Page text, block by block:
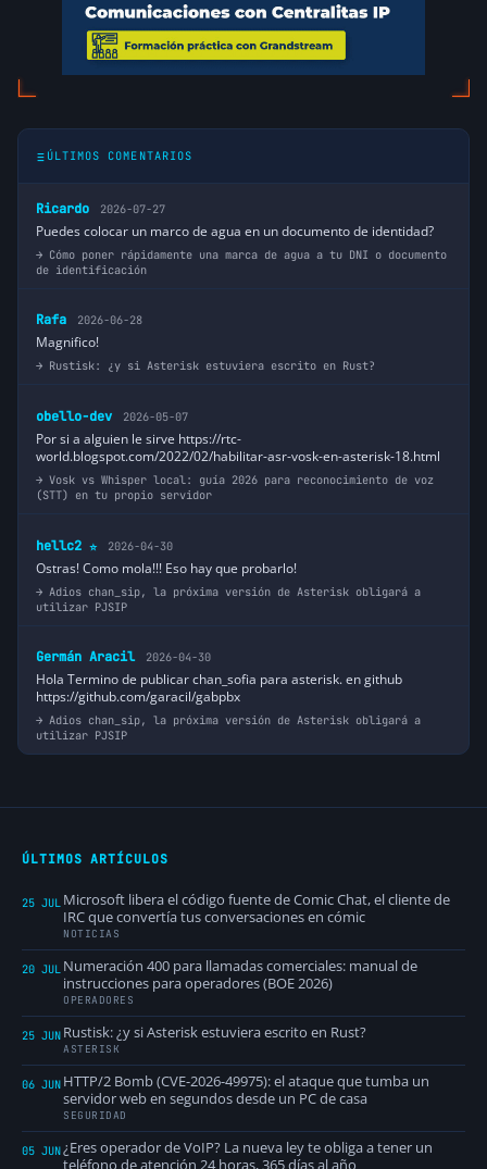
ÚLTIMOS COMENTARIOS
Ricardo 2026-07-27
Puedes colocar un marco de agua en un documento de identidad?
Cómo poner rápidamente una marca de agua a tu DNI o documento
de identificación
Rafa 2026-06-28
Magnifico!
Rustisk: ¿y si Asterisk estuviera escrito en Rust?
obello-dev 2026-05-07
Por si a alguien le sirve https://rtc-
world.blogspot.com/2022/02/habilitar-asr-vosk-en-asterisk-18.html
Vosk vs Whisper local: guía 2026 para reconocimiento de voz
(STT) en tu propio servidor
hellc2 ⭐ 2026-04-30
Ostras! Como mola!!! Eso hay que probarlo!
Adios chan_sip, la próxima versión de Asterisk obligará a
utilizar PJSIP
Germán Aracil 2026-04-30
Hola Termino de publicar chan_sofia para asterisk. en github
https://github.com/garacil/gabpbx
Adios chan_sip, la próxima versión de Asterisk obligará a
utilizar PJSIP
ÚLTIMOS ARTÍCULOS
25 JUL Microsoft libera el código fuente de Comic Chat, el cliente de
IRC que convertía tus conversaciones en cómic
NOTICIAS
20 JUL Numeración 400 para llamadas comerciales: manual de
instrucciones para operadores (BOE 2026)
OPERADORES
25 JUN Rustisk: ¿y si Asterisk estuviera escrito en Rust?
ASTERISK
06 JUN HTTP/2 Bomb (CVE-2026-49975): el ataque que tumba un
servidor web en segundos desde un PC de casa
SEGURIDAD
05 JUN¿Eres operador de VoIP? La nueva ley te obliga a tener un
teléfono de atención 24 horas, 365 días al año